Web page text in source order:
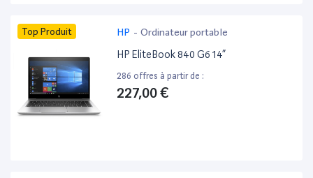
Top Produit HP - Ordinateur portable
HP EliteBook 840 G6 14”
286 offres à partir de :
227,00 €